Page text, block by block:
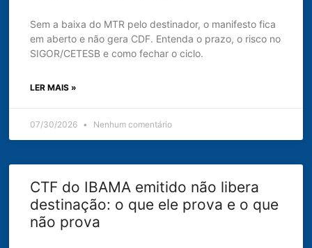
Sem a baixa do MTR pelo destinador, o manifesto fica
em aberto e não gera CDF. Entenda o prazo, o risco no
SIGOR/CETESB e como fechar o ciclo.
LER MAIS »
07/30/2026 Nenhum comentário
CTF do IBAMA emitido não libera
destinação: o que ele prova e o que
não prova